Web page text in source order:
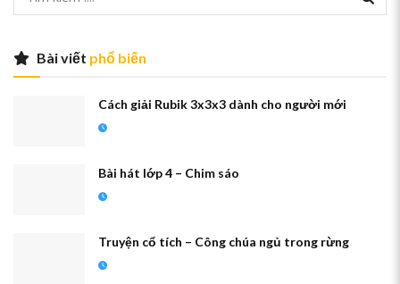
Bài viết phổ biến
Cách giải Rubik 3x3x3 dành cho người mới
Bài hát lớp 4 – Chim sáo
Truyện cổ tích – Công chúa ngủ trong rừng